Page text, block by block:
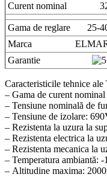
Curent nominal
Gama de reglare
25-
Marca
Garantie
Caracteristicile tehnice
– Gama de curent
– Tensiune nominală de
– Tensiune de izolare:
– Rezistenta la uzura la
– Rezistenta electrica la
– Rezistenta mecanica la
– Temperatura ambiantă: -
– Altitudine maxima: